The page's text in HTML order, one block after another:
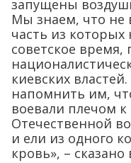
запущены
Мы знаем, что не
часть из
советское
киевских
напомнить им,
воевали плечом
Отечественной
и ели из одного
кровь», –